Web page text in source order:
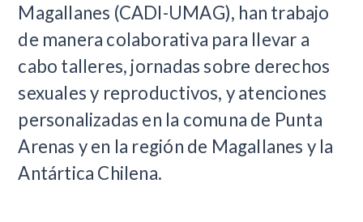
Magallanes (CADI-UMAG), han trabajo
de manera colaborativa para llevar a
cabo talleres, jornadas sobre derechos
sexuales y reproductivos, y atenciones
personalizadas en la comuna de Punta
Arenas y en la región de Magallanes y la
Antártica Chilena.